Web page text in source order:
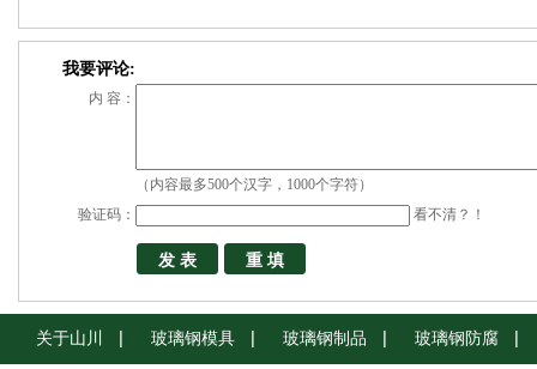
我要评论:
内 容：
（内容最多500个汉字，1000个字符）
验证码：
看不清？！
关于山川 玻璃钢模具 玻璃钢制品 玻璃钢防腐